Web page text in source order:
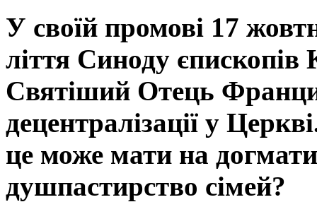
У своїй промові 17
ліття Синоду
Святіший Отець
децентралізації у
це може мати на
душпастирство сімей?